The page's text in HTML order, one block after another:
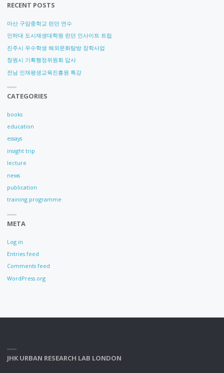
근
할
RECENT POSTS
마산 구암중학교 런던 연수
인하대 도시재생대학원 런던 인사이트 트립
진주시 우수학생 해외문화탐방 장학사업
창원시 기획행정위원회 답사
전남 인재평생교육진흥원 특강
CATEGORIES
books
education
essays
insight trip
lecture
news
publication
training programme
META
Log in
Entries feed
Comments feed
WordPress.org
JHK URBAN RESEARCH LAB LONDON